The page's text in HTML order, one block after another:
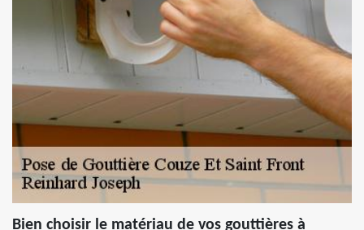
Bien choisir le matériau de vos gouttières à